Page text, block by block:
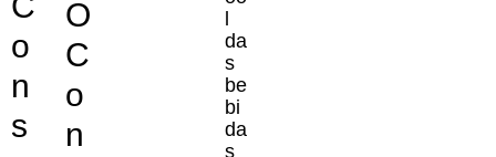
o
n
s
O
C
o
n
da
s
be
bi
da
s